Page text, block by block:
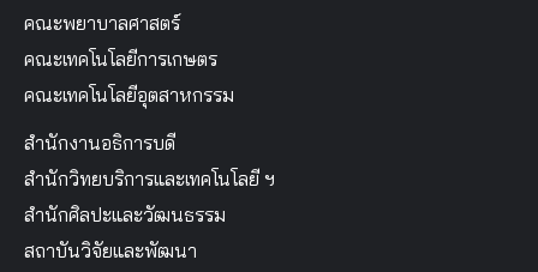
คณะพยาบาลศาสตร์
คณะเทคโนโลยีการเกษตร
คณะเทคโนโลยีอุตสาหกรรม
สำนักงานอธิการบดี
สำนักวิทยบริการและเทคโนโลยี ฯ
สำนักศิลปะและวัฒนธรรม
สถาบันวิจัยและพัฒนา